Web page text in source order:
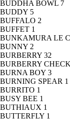
BUDDHA BOWL 7
BUDDY 5
BUFFALO 2
BUFFET 1
BUNKAMURA LE
BUNNY 2
BURBERRY 32
BURBERRY CHECK
BURNA BOY 3
BURNING SPEAR 1
BURRITO 1
BUSY BEE 1
BUTHIAUX 1
BUTTERFLY 1